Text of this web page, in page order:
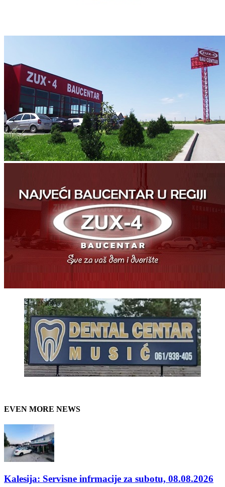
EVEN MORE NEWS
Kalesija: Servisne infrmacije za subotu, 08.08.2026